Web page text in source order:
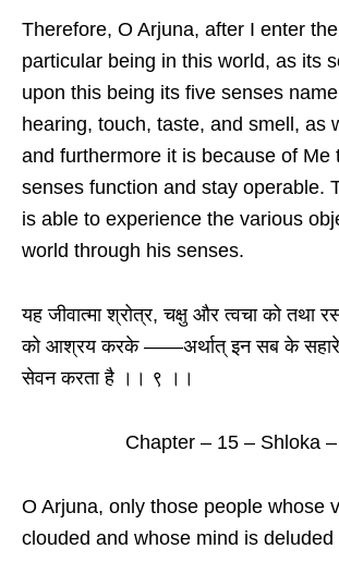
Therefore, O Arjuna, after I enter
particular being in this world, as its
upon this being its five senses
hearing, touch, taste, and smell, as
and furthermore it is because of Me
senses function and stay operable.
is able to experience the various
world through his senses.
यह जीवात्मा श्रोत्र, चक्षु और त्वचा को तथा
को आश्रय करके ——अर्थात् इन सब के सहारे
सेवन करता है ।। ९ ।।
Chapter – 15 – Shloka
O Arjuna, only those people whose
clouded and whose mind is